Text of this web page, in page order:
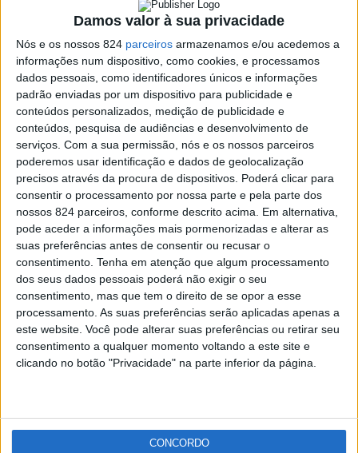
Damos valor à sua privacidade
Nós e os nossos 824 parceiros armazenamos e/ou acedemos a
informações num dispositivo, como cookies, e processamos
dados pessoais, como identificadores únicos e informações
padrão enviadas por um dispositivo para publicidade e
conteúdos personalizados, medição de publicidade e
conteúdos, pesquisa de audiências e desenvolvimento de
serviços. Com a sua permissão, nós e os nossos parceiros
poderemos usar identificação e dados de geolocalização
precisos através da procura de dispositivos. Poderá clicar para
consentir o processamento por nossa parte e pela parte dos
nossos 824 parceiros, conforme descrito acima. Em alternativa,
pode aceder a informações mais pormenorizadas e alterar as
suas preferências antes de consentir ou recusar o
consentimento. Tenha em atenção que algum processamento
dos seus dados pessoais poderá não exigir o seu
consentimento, mas que tem o direito de se opor a esse
processamento. As suas preferências serão aplicadas apenas a
este website. Você pode alterar suas preferências ou retirar seu
consentimento a qualquer momento voltando a este site e
clicando no botão "Privacidade" na parte inferior da página.
CONCORDO
Trabalhos de pavimentação condicionam circulação
na EN246 entre Portalegre e Arronches
Redacção - 10 de Novembro, 2021
Publicidade
Publicidade
RSS X